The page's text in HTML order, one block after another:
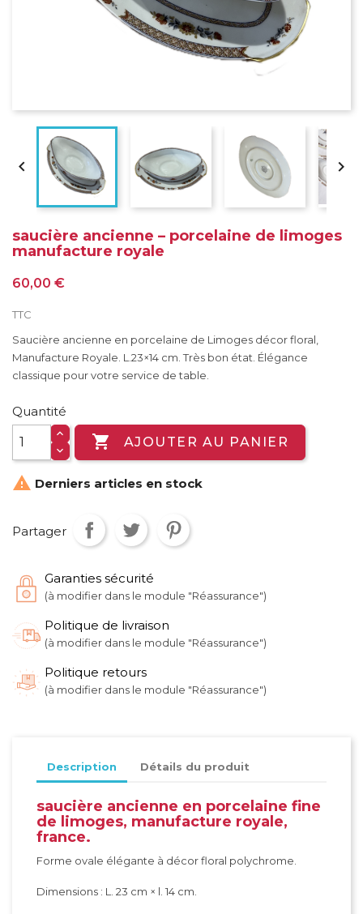
 
saucière ancienne – porcelaine de limoges
manufacture royale
60,00 €
TTC
Saucière ancienne en porcelaine de Limoges décor floral,
Manufacture Royale. L.23×14 cm. Très bon état. Élégance
classique pour votre service de table.
Quantité
 AJOUTER AU PANIER
 Derniers articles en stock
Partager
Garanties sécurité
(à modifier dans le module "Réassurance")
Politique de livraison
(à modifier dans le module "Réassurance")
Politique retours
(à modifier dans le module "Réassurance")
Description Détails du produit
saucière ancienne en porcelaine fine
de limoges, manufacture royale,
france.
Forme ovale élégante à décor floral polychrome.
Dimensions : L. 23 cm × l. 14 cm.